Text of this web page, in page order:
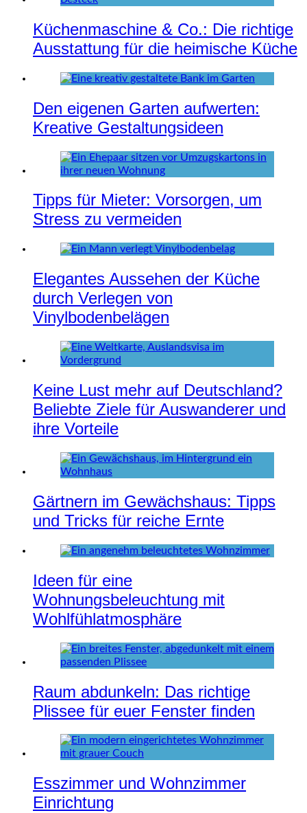
Küchenmaschine & Co.: Die richtige
Ausstattung für die heimische Küche
Den eigenen Garten aufwerten:
Kreative Gestaltungsideen
Tipps für Mieter: Vorsorgen, um
Stress zu vermeiden
Elegantes Aussehen der Küche
durch Verlegen von
Vinylbodenbelägen
Keine Lust mehr auf Deutschland?
Beliebte Ziele für Auswanderer und
ihre Vorteile
Gärtnern im Gewächshaus: Tipps
und Tricks für reiche Ernte
Ideen für eine
Wohnungsbeleuchtung mit
Wohlfühlatmosphäre
Raum abdunkeln: Das richtige
Plissee für euer Fenster finden
Esszimmer und Wohnzimmer
Einrichtung